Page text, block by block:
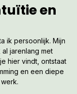
en
ik persoonlijk. Mijn
jarenlang met
hier vindt, ontstaat
en een diepe